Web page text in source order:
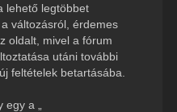
lehető legtöbbet
változásról, érdemes
oldalt, mivel a fórum
utáni további
feltételek betartásába.
a „